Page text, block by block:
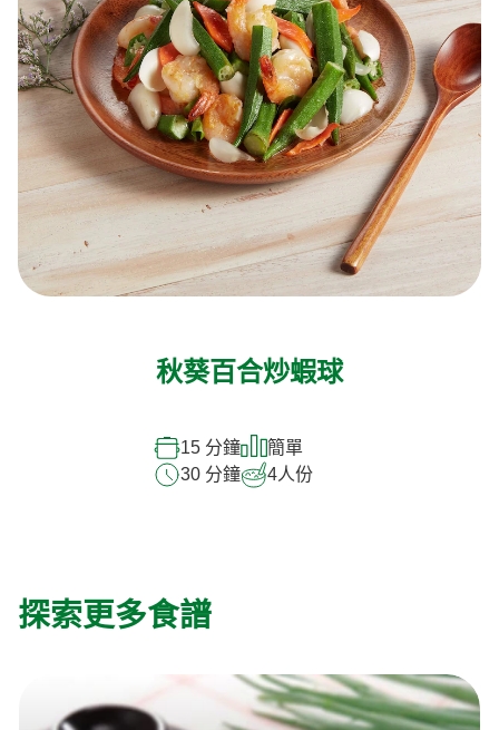
秋葵百合炒蝦球
15 分鐘
簡單
30 分鐘
4人份
探索更多食譜